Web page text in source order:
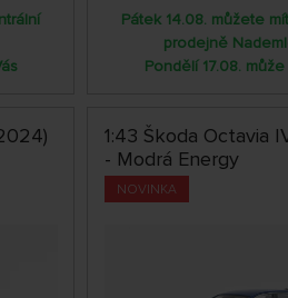
Pátek 14.08. můžete
prodejně
Pondělí 17.08.
1:43 Škoda Octavia
- Modrá Energy
NOVINKA